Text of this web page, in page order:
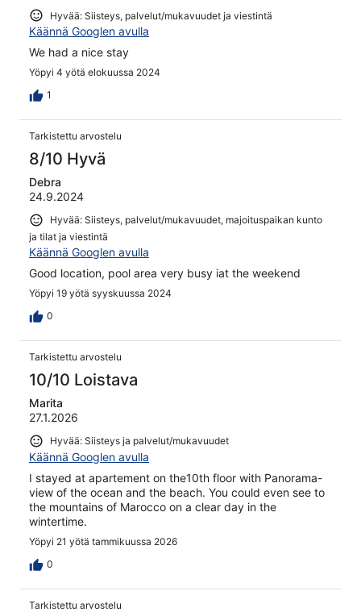
Hyvää: Siisteys, palvelut/mukavuudet ja viestintä
Käännä Googlen avulla
We had a nice stay
Yöpyi 4 yötä elokuussa 2024
1
Tarkistettu arvostelu
8/10 Hyvä
Debra
24.9.2024
Hyvää: Siisteys, palvelut/mukavuudet, majoituspaikan kunto
ja tilat ja viestintä
Käännä Googlen avulla
Good location, pool area very busy iat the weekend
Yöpyi 19 yötä syyskuussa 2024
0
Tarkistettu arvostelu
10/10 Loistava
Marita
27.1.2026
Hyvää: Siisteys ja palvelut/mukavuudet
Käännä Googlen avulla
I stayed at apartement on the10th floor with Panorama-
view of the ocean and the beach. You could even see to
the mountains of Marocco on a clear day in the
wintertime.
Yöpyi 21 yötä tammikuussa 2026
0
Tarkistettu arvostelu